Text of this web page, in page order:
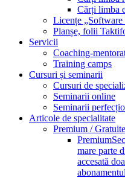
Cărți limba
Licențe „Software
Planșe, folii
Servicii
Coaching-
Training camps
Cursuri și seminarii
Cursuri de
Seminarii online
Seminarii
Articole de specialitate
Premium / Gratuite
Premium
mare parte
accesată